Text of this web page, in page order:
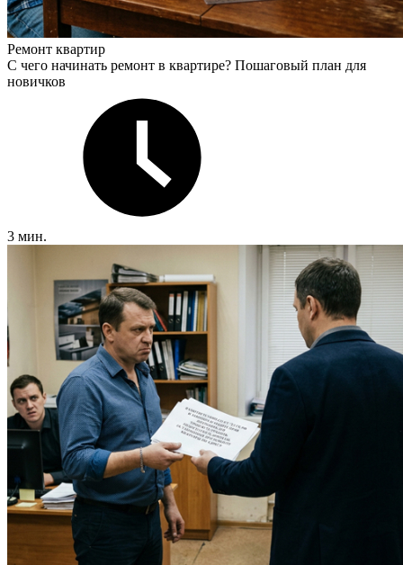
Ремонт квартир
С чего начинать ремонт в квартире? Пошаговый план для
новичков
3 мин.